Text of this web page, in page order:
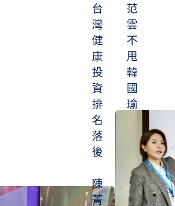
范
雲
不
甩
韓
國
瑜
褲
出
席
台
灣
健
康
投
資
排
名
落
後
陳
菁